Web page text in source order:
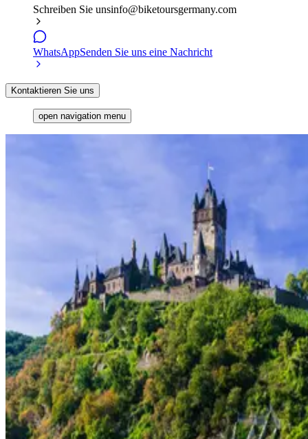
Schreiben Sie unsinfo@biketoursgermany.com
WhatsAppSenden Sie uns eine Nachricht
Kontaktieren Sie uns
open navigation menu